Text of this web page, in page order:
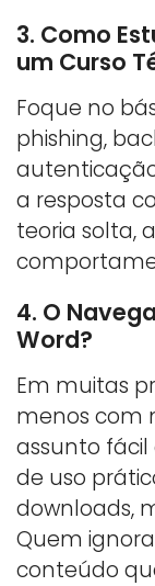
3. Como
um Curso
Foque no
phishing,
a resposta
teoria solta,
4. O
Word?
Em muitas
menos com
assunto
de uso
downloads,
Quem
conteúdo